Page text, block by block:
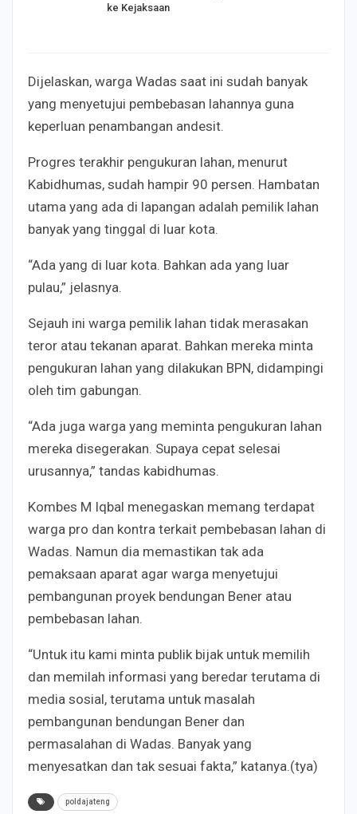
ke Kejaksaan
Dijelaskan, warga Wadas saat ini sudah banyak
yang menyetujui pembebasan lahannya guna
keperluan penambangan andesit.
Progres terakhir pengukuran lahan, menurut
Kabidhumas, sudah hampir 90 persen. Hambatan
utama yang ada di lapangan adalah pemilik lahan
banyak yang tinggal di luar kota.
“Ada yang di luar kota. Bahkan ada yang luar
pulau,” jelasnya.
Sejauh ini warga pemilik lahan tidak merasakan
teror atau tekanan aparat. Bahkan mereka minta
pengukuran lahan yang dilakukan BPN, didampingi
oleh tim gabungan.
“Ada juga warga yang meminta pengukuran lahan
mereka disegerakan. Supaya cepat selesai
urusannya,” tandas kabidhumas.
Kombes M Iqbal menegaskan memang terdapat
warga pro dan kontra terkait pembebasan lahan di
Wadas. Namun dia memastikan tak ada
pemaksaan aparat agar warga menyetujui
pembangunan proyek bendungan Bener atau
pembebasan lahan.
“Untuk itu kami minta publik bijak untuk memilih
dan memilah informasi yang beredar terutama di
media sosial, terutama untuk masalah
pembangunan bendungan Bener dan
permasalahan di Wadas. Banyak yang
menyesatkan dan tak sesuai fakta,” katanya.(tya)
poldajateng